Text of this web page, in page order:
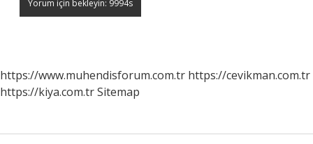
https://www.muhendisforum.com.tr https://cevikman.com.tr
https://kiya.com.trSitemap